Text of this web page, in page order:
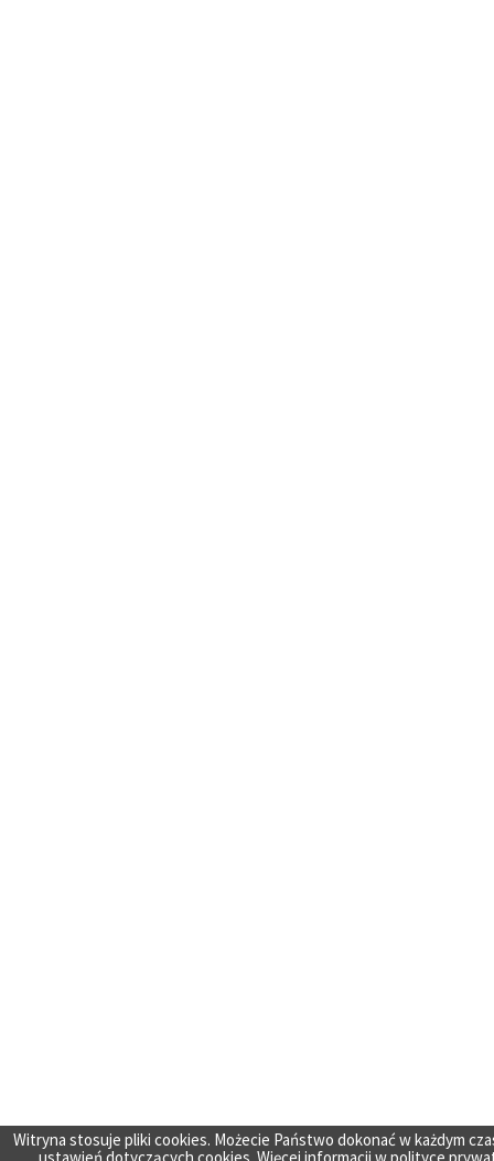
Witryna stosuje pliki cookies. Możecie Państwo dokonać w każdym